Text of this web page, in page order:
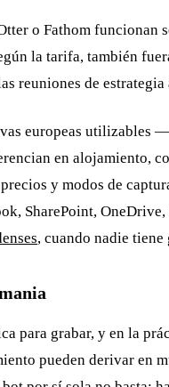
o Fathom funcionan
la tarifa, también
reuniones de
europeas utilizables
en alojamiento,
y modos de
SharePoint,
, cuando nadie tiene
para grabar, y en la
pueden derivar en